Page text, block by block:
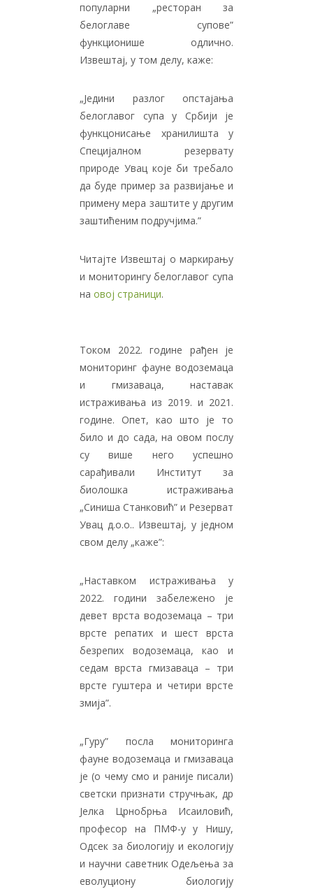
популарни „ресторан за
белоглаве супове”
функционише одлично.
Извештај, у том делу, каже:
„Једини разлог опстајања
белоглавог супа у Србији је
функцонисање хранилишта у
Специјалном резервату
природе Увац које би требало
да буде пример за развијање и
примену мера заштите у другим
заштићеним подручјима.”
Читајте Извештај о маркирању
и мониторингу белоглавог супа
на овој страници.
Током 2022. године рађен је
мониторинг фауне водоземаца
и гмизаваца, наставак
истраживања из 2019. и 2021.
године. Опет, као што је то
било и до сада, на овом послу
су више него успешно
сарађивали Институт за
биолошка истраживања
„Синиша Станковић” и Резерват
Увац д.о.о.. Извештај, у једном
свом делу „каже”:
„Наставком истраживања у
2022. години забележено је
девет врста водоземаца – три
врсте репатих и шест врста
безрепих водоземаца, као и
седам врста гмизаваца – три
врсте гуштера и четири врсте
змија”.
„Гуру” посла мониторинга
фауне водоземаца и гмизаваца
је (о чему смо и раније писали)
светски признати стручњак, др
Јелка Црнобрња Исаиловић,
професор на ПМФ-у у Нишу,
Одсек за биологију и екологију
и научни саветник Одељења за
еволуциону биологију